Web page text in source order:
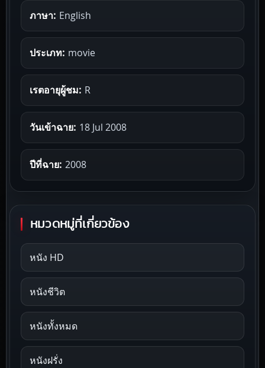
ภาษา: English
ประเภท: movie
เรตอายุผู้ชม: R
วันเข้าฉาย: 18 Jul 2008
ปีที่ฉาย: 2008
หมวดหมู่ที่เกี่ยวข้อง
หนัง HD
หนังชีวิต
หนังทั้งหมด
หนังฝรั่ง